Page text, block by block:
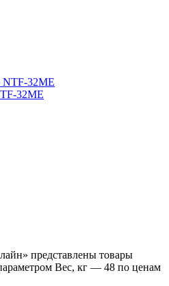
32ME
представлены товары
Вес, кг — 48 по ценам